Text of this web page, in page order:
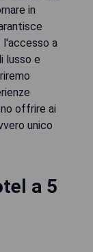
in
l'accesso a
lusso e
offrire ai
unico
a 5